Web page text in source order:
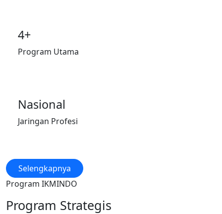
4+
Program Utama
Nasional
Jaringan Profesi
Selengkapnya
Program IKMINDO
Program Strategis